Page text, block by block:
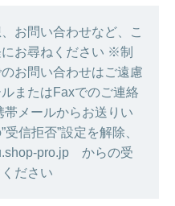
お問い合わせなど、こ
お尋ねください ※制
お問い合わせはご遠慮
またはFaxでのご連絡
メールからお送りい
信拒否”設定を解除、
pro.jp からの受
ださい